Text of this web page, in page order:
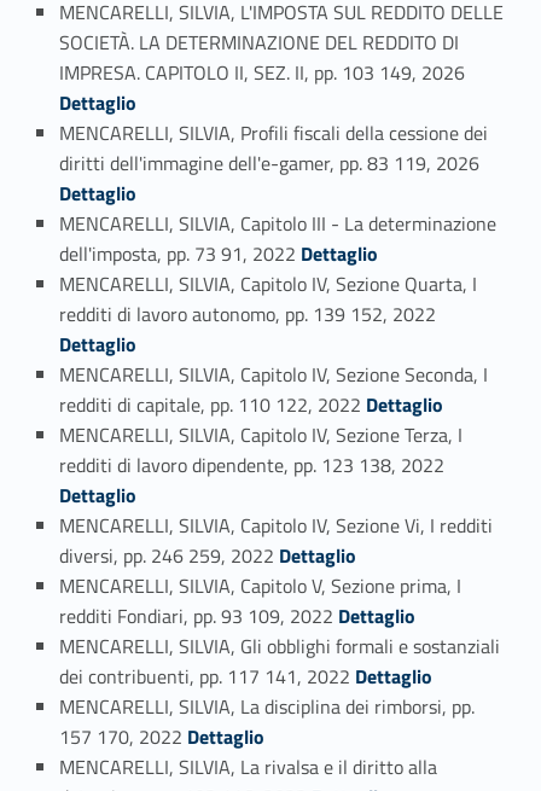
MENCARELLI, SILVIA, L'IMPOSTA SUL REDDITO DELLE
SOCIETÀ. LA DETERMINAZIONE DEL REDDITO DI
IMPRESA. CAPITOLO II, SEZ. II, pp. 103 149, 2026
Dettaglio
MENCARELLI, SILVIA, Profili fiscali della cessione dei
diritti dell'immagine dell'e-gamer, pp. 83 119, 2026
Dettaglio
MENCARELLI, SILVIA, Capitolo III - La determinazione
dell'imposta, pp. 73 91, 2022 Link identifier #identifier_person_26209-26
Dettaglio
MENCARELLI, SILVIA, Capitolo IV, Sezione Quarta, I
redditi di lavoro autonomo, pp. 139 152, 2022
Dettaglio
MENCARELLI, SILVIA, Capitolo IV, Sezione Seconda, I
redditi di capitale, pp. 110 122, 2022 Link identifier #identifier_person_134239-28
Dettaglio
MENCARELLI, SILVIA, Capitolo IV, Sezione Terza, I
redditi di lavoro dipendente, pp. 123 138, 2022Link identifier #identifier_person_63735-29
Dettaglio
MENCARELLI, SILVIA, Capitolo IV, Sezione Vi, I redditi
diversi, pp. 246 259, 2022 Link identifier #identifier_person_169502-30
Dettaglio
MENCARELLI, SILVIA, Capitolo V, Sezione prima, I
redditi Fondiari, pp. 93 109, 2022 Link identifier #identifier_person_141870-31
Dettaglio
MENCARELLI, SILVIA, Gli obblighi formali e sostanziali
dei contribuenti, pp. 117 141, 2022 Link identifier #identifier_person_46763-32
Dettaglio
MENCARELLI, SILVIA, La disciplina dei rimborsi, pp.
157 170, 2022 Link identifier #identifier_person_149396-33
Dettaglio
MENCARELLI, SILVIA, La rivalsa e il diritto alla